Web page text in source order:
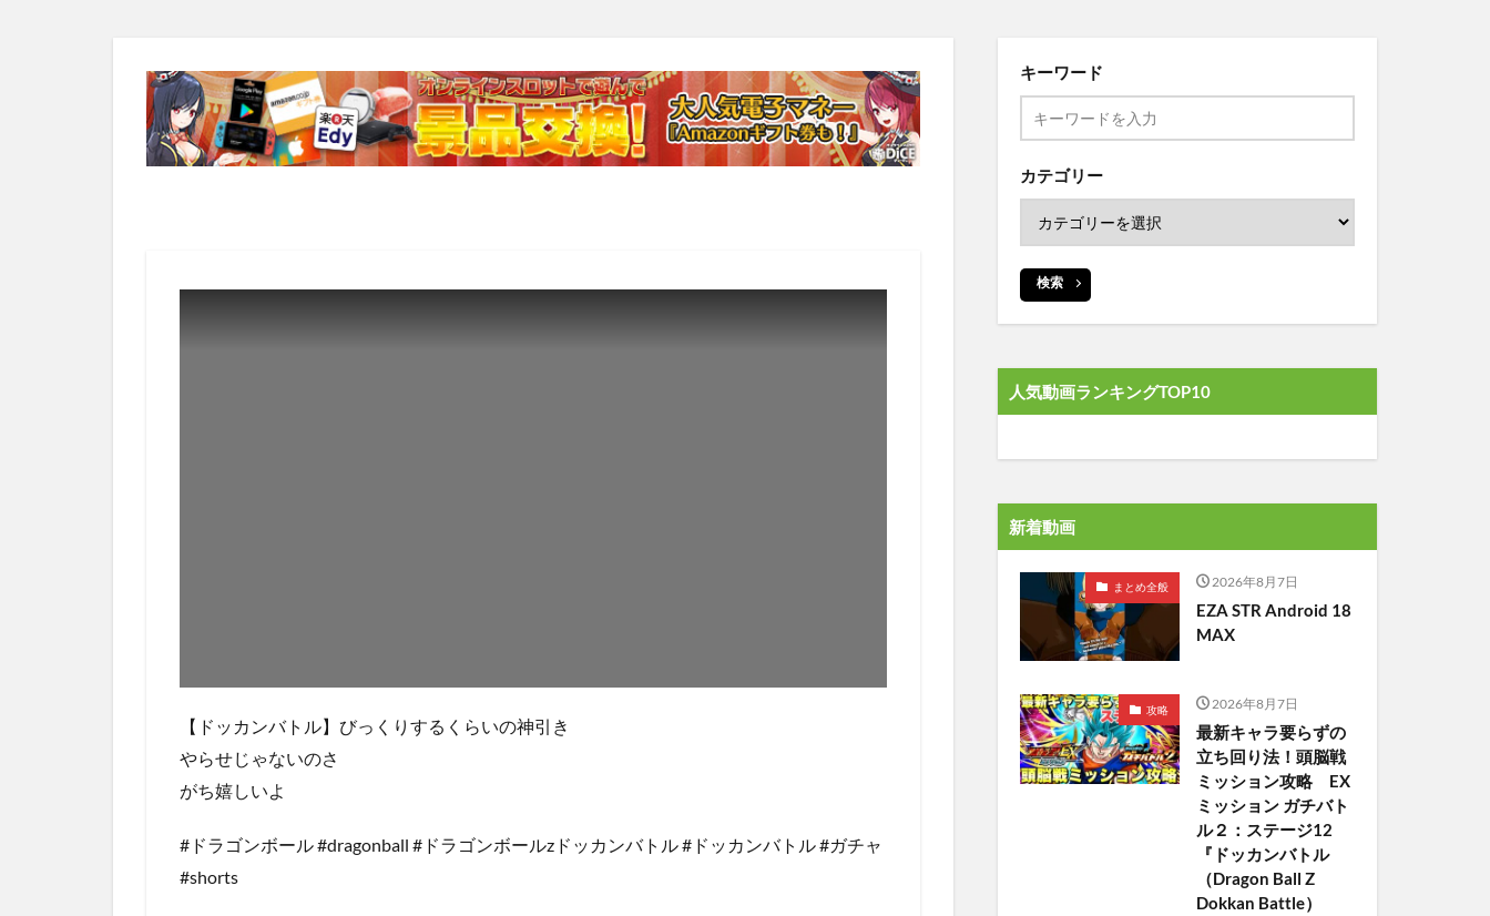
【ドッカンバトル】びっくりするくらいの神引き
やらせじゃないのさ
がち嬉しいよ
#ドラゴンボール #dragonball #ドラゴンボールzドッカンバトル #ドッカンバトル #ガチャ
#shorts
キーワード
カテゴリー
検索
人気動画ランキングTOP10
新着動画
まとめ全般 2026年8月7日
EZA STR Android 18
MAX
攻略 2026年8月7日
最新キャラ要らずの
立ち回り法！頭脳戦
ミッション攻略 EX
ミッション ガチバト
ル２：ステージ12
『ドッカンバトル
（Dragon Ball Z
Dokkan Battle）